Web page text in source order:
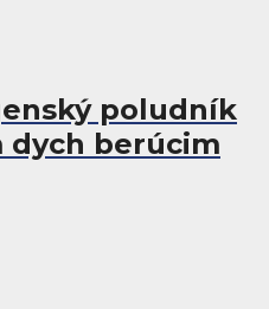
poludník
dych berúcim